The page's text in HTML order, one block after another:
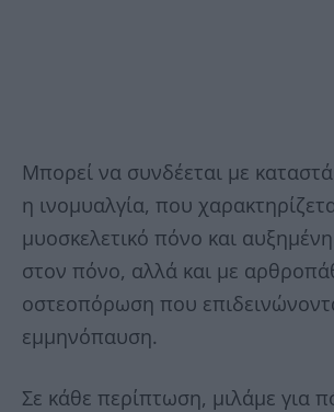
Μπορεί να συνδέεται με
η ινομυαλγία, που
μυοσκελετικό πόνο και
στον πόνο, αλλά και με
οστεοπόρωση που
εμμηνόπαυση.
Σε κάθε περίπτωση, μιλάμε για